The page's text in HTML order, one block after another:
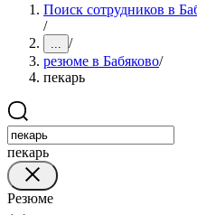
Поиск сотрудников в
/
... /
резюме в Бабяково/
пекарь
пекарь
Резюме